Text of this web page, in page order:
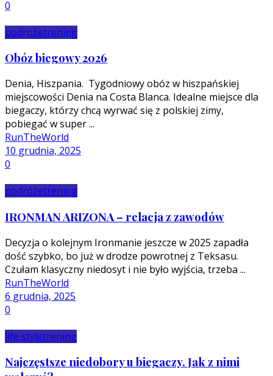
0
podróżetrening
Obóz biegowy 2026
Denia, Hiszpania. Tygodniowy obóz w hiszpańskiej
miejscowości Denia na Costa Blanca. Idealne miejsce dla
biegaczy, którzy chcą wyrwać się z polskiej zimy,
pobiegać w super ...
RunTheWorld
10 grudnia, 2025
0
podróżetrening
IRONMAN ARIZONA – relacja z zawodów
Decyzja o kolejnym Ironmanie jeszcze w 2025 zapadła
dość szybko, bo już w drodze powrotnej z Teksasu.
Czułam klasyczny niedosyt i nie było wyjścia, trzeba ...
RunTheWorld
6 grudnia, 2025
0
life styletrening
Najczęstsze niedobory u biegaczy. Jak z nimi